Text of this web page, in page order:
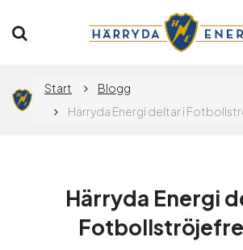
Start
Blogg
Härryda Energi deltar i
Härryda Energi